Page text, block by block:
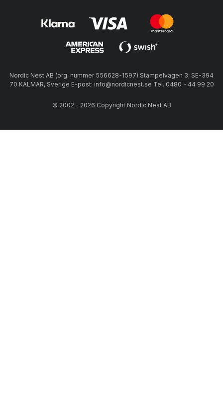
Nordic Nest AB (org. nummer 556628-1597) Stämpelvägen 3, SE-394
70 KALMAR, Sverige E-post: info@nordicnest.se Tel. 0480 - 44 99 20
© 2002 - 2026 Copyright Nordic Nest AB